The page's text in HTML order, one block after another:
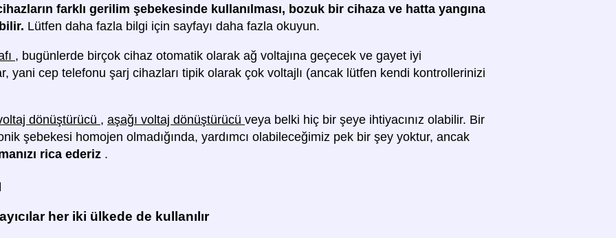
farklı gerilim şebekesinde kullanılması, bozuk bir cihaza ve hatta yangına
Lütfen daha fazla bilgi için sayfayı daha fazla okuyun.
, bugünlerde birçok cihaz otomatik olarak ağ voltajına geçecek ve gayet iyi
yani cep telefonu şarj cihazları tipik olarak çok voltajlı (ancak lütfen kendi kontrollerinizi
dönüştürücü , aşağı voltaj dönüştürücü veya belki hiç bir şeye ihtiyacınız olabilir. Bir
şebekesi homojen olmadığında, yardımcı olabileceğimiz pek bir şey yoktur, ancak
rica ederiz .
her iki ülkede de kullanılır